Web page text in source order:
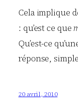
Cela implique
: qu’est ce que
Qu’est-ce
réponse,
20 avril, 2010